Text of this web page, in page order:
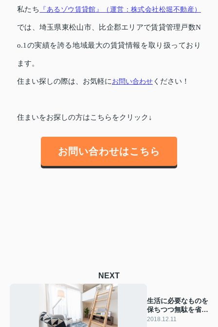
私たち 『あるゾウ賃貸館』（運営：株式会社松堀不動産）
では、埼玉県東松山市、比企郡エリアで賃貸管理戸数N
o.1の実績を誇る地域最大の賃貸情報を取り扱っており
ます。
住まい探しの際は、お気軽にお問い合わせ ください！
住まいをお探しの方はこちらをクリック↓
お問い合わせはこちら
NEXT
生活に必要なものを
保ちつつ無駄を省い
たアルメゾン【イン
2018.12.11